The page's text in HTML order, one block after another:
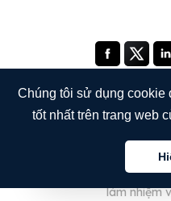
Chúng tôi sử dụng cookie
tốt nhất trên trang web
Giới
làm nhiệm
Tiếng việt